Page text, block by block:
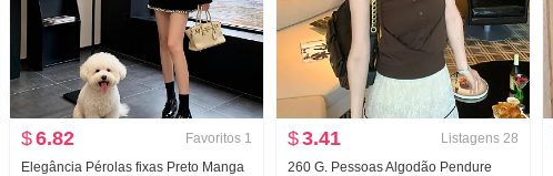
$6.82 Favoritos 1
Elegância Pérolas fixas Preto Manga
$3.41 Listagens 28
260 G. Pessoas Algodão Pendure